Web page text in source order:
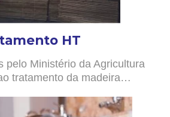
HT
pelo Ministério da Agricultura
tratamento da madeira…